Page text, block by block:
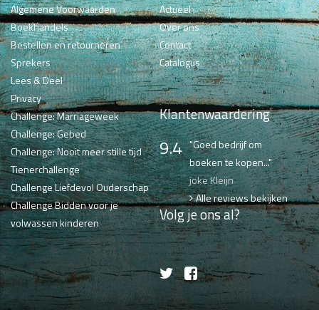
Algemene Voorwaarden
Boekhandels
Bestellen en retourneren
Sprekers
Lees & Deel
Privacy
Challenge: Marriageweek
Challenge: Gebed
Challenge: Nooit meer stille tijd
Tienerchallenge
Challenge Liefdevol Ouderschap
Challenge Bidden voor je
volwassen kinderen
Actueel
Over ons
Contact
Catalogus
Klantenwaardering
9.4 "Goed bedrijf om
boeken te kopen..."
joke Kleijn
Alle reviews bekijken
Volg je ons al?